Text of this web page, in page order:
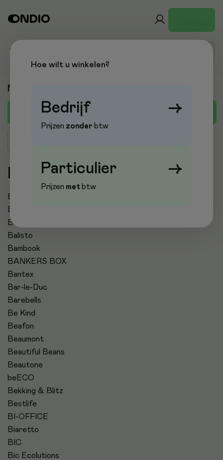
Merken
C D
Badgy
Bahlsen
Balance
Balisto
Bambook
BANKERS BOX
Bantex
Bar-le-Duc
Barebells
Be Kind
Beafon
Beaumont
Beautiful Beans
Beautone
beECO
Bekking & Blitz
Bestlife
BI-OFFICE
Biaretto
BIC
Bic Ecolutions
Hoe wilt u winkelen?
Bedrijf →
Prijzen zonder btw
Particulier →
Prijzen metbtw